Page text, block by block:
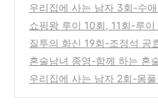
우리집에 사는 남자 3회-수
김영광 비밀 파헤친다
(0)
쇼핑왕 루이 10회, 11회-루
시 거지가 되었을까?
(0)
질투의 화신 19회-조정석 공
사랑은 시작 된다
(0)
혼술남녀 종영-함께 하는 혼
즌2 가능할까?
(0)
우리집에 사는 남자 2회-몸